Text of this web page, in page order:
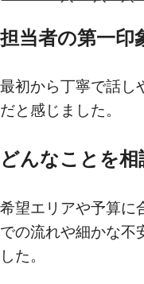
担当者の第一印
最初から丁寧で話し
だと感じました。
どんなことを
希望エリアや予算に
での流れや細かな不
した。